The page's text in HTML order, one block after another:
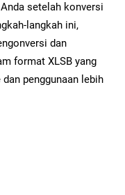
setelah konversi
langkah ini,
dan
format XLSB yang
penggunaan lebih